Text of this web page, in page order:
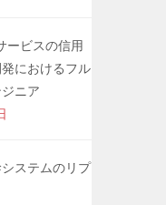
ービスの信用
におけるフル
ニア
ステムのリプ